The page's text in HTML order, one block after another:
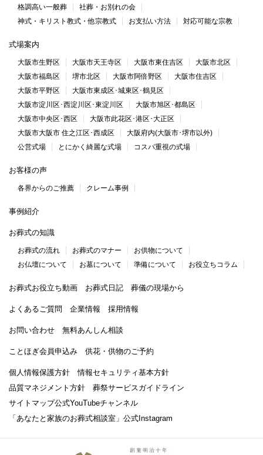
格調高い一般葬
社葬・お別れの会
神式・キリスト教式・他宗教式
お支払い方法 対応可能な宗教
式場案内
大阪市生野区 大阪市天王寺区 大阪市東住吉区
大阪市北区
大阪市福島区
堺市北区 大阪市阿倍野区
大阪市住吉区
大阪市平野区
大阪市東成区･城東区･鶴見区
大阪市淀川区･西淀川区･東淀川区
大阪市旭区･都島区
大阪市中央区･西区
大阪市此花区･港区･大正区
大阪市大阪市 住之江区･西成区
大阪府内(大阪市･堺市以外)
公営式場
とにかく綺麗な式場 コスパ重視の式場
お客様の声
各界からのご推薦 クレーム事例
事例紹介
お葬式の知識
お葬式の流れ お葬式のマナー
お供物について
お仏壇について
お墓について 準備について お役立ちコラム
お葬式お役立ち動画 お葬式日記 葬儀の現場から
よくあるご質問 企業情報 採用情報
お問い合わせ 無料あんしん相談
ことほぎ会員申込み 供花・供物のご予約
個人情報保護方針
情報セキュリティ基本方針
品質マネジメント方針
葬祭サービスガイドライン
サイトマップ公式YouTubeチャンネル
「あなたと家族のお葬式相談室」 公式Instagram